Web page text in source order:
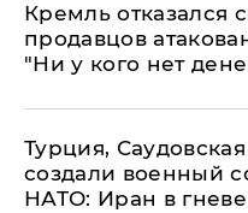
Кремль отказался
продавцов
"Ни у кого нет
Турция,
создали военный
НАТО: Иран в гневе